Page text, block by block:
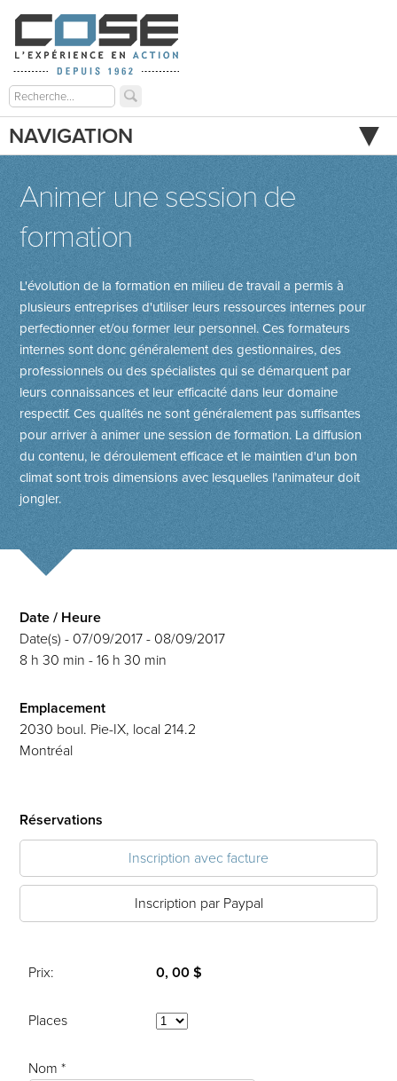
NAVIGATION
Animer une session de
formation
L'évolution de la formation en milieu de travail a permis à
plusieurs entreprises d'utiliser leurs ressources internes pour
perfectionner et/ou former leur personnel. Ces formateurs
internes sont donc généralement des gestionnaires, des
professionnels ou des spécialistes qui se démarquent par
leurs connaissances et leur efficacité dans leur domaine
respectif. Ces qualités ne sont généralement pas suffisantes
pour arriver à animer une session de formation. La diffusion
du contenu, le déroulement efficace et le maintien d'un bon
climat sont trois dimensions avec lesquelles l'animateur doit
jongler.
Date / Heure
Date(s) - 07/09/2017 - 08/09/2017
8 h 30 min - 16 h 30 min
Emplacement
2030 boul. Pie-IX, local 214.2
Montréal
Réservations
Inscription avec facture
Inscription par Paypal
Prix: 0, 00 $
Places
Nom *